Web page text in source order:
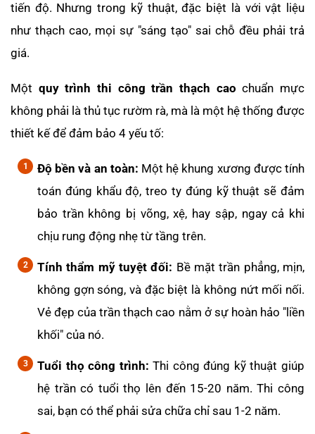
tiến độ. Nhưng trong kỹ thuật, đặc biệt là với vật liệu
như thạch cao, mọi sự "sáng tạo" sai chỗ đều phải trả
giá.
Một quy trình thi công trần thạch cao chuẩn mực
không phải là thủ tục rườm rà, mà là một hệ thống được
thiết kế để đảm bảo 4 yếu tố:
Độ bền và an toàn: Một hệ khung xương được tính
toán đúng khẩu độ, treo ty đúng kỹ thuật sẽ đảm
bảo trần không bị võng, xệ, hay sập, ngay cả khi
chịu rung động nhẹ từ tầng trên.
Tính thẩm mỹ tuyệt đối: Bề mặt trần phẳng, mịn,
không gợn sóng, và đặc biệt là không nứt mối nối.
Vẻ đẹp của trần thạch cao nằm ở sự hoàn hảo "liền
khối" của nó.
Tuổi thọ công trình: Thi công đúng kỹ thuật giúp
hệ trần có tuổi thọ lên đến 15-20 năm. Thi công
sai, bạn có thể phải sửa chữa chỉ sau 1-2 năm.